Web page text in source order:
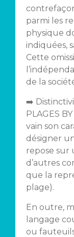
parmi les
physique
indiquées,
Cette
de la
➡️
PLAGES
vain son
désigner
repose sur
d’autres
que la
plage).
En outre,
langage
ou